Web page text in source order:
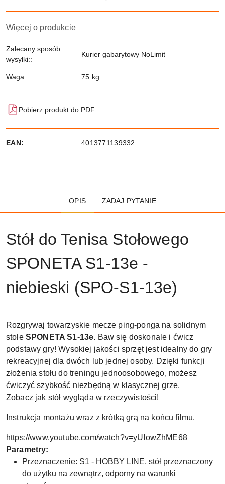
Więcej o produkcie
Zalecany sposób
wysyłki::
Kurier gabarytowy NoLimit
Waga: 75 kg
Pobierz produkt do PDF
EAN: 4013771139332
OPIS ZADAJ PYTANIE
Stół do Tenisa Stołowego
SPONETA S1-13e -
niebieski (SPO-S1-13e)
Rozgrywaj towarzyskie mecze ping-ponga na solidnym
stole SPONETA S1-13e. Baw się doskonale i ćwicz
podstawy gry! Wysokiej jakości sprzęt jest idealny do gry
rekreacyjnej dla dwóch lub jednej osoby. Dzięki funkcji
złożenia stołu do treningu jednoosobowego, możesz
ćwiczyć szybkość niezbędną w klasycznej grze.
Zobacz jak stół wygląda w rzeczywistości!
Instrukcja montażu wraz z krótką grą na końcu filmu.
https://www.youtube.com/watch?v=yUIowZhME68
Parametry:
Przeznaczenie: S1 - HOBBY LINE, stół przeznaczony
do użytku na zewnątrz, odporny na warunki